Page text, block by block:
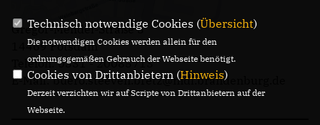
Gregor-Mendel-Straße 3
14469 Potsdam
Telefon: 0331 - 20085713
E-Mail: buero.steeven.bretz@mdl.brandenburg.de
Technisch notwendige Cookies (Übersicht)
Die notwendigen Cookies werden allein für den
ordnungsgemäßen Gebrauch der Webseite benötigt.
Cookies von Drittanbietern (Hinweis)
Derzeit verzichten wir auf Scripte von Drittanbietern auf der
Webseite.